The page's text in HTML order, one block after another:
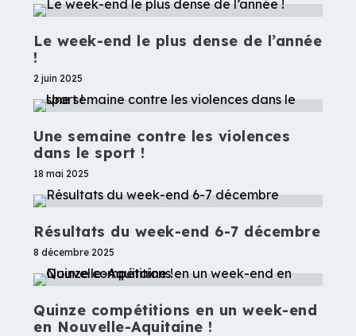
Le week-end le plus dense de l’année
!
2 juin 2025
Une semaine contre les violences
dans le sport !
18 mai 2025
Résultats du week-end 6-7 décembre
8 décembre 2025
Quinze compétitions en un week-end
en Nouvelle-Aquitaine !